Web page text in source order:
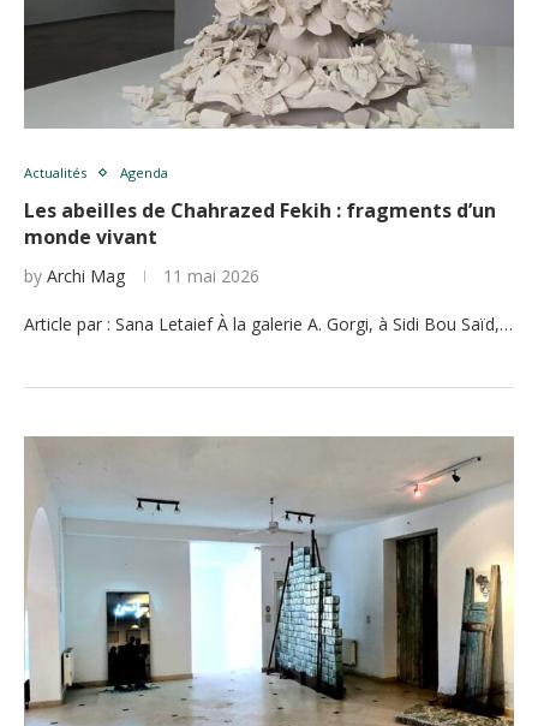
Actualités Agenda
Les abeilles de Chahrazed Fekih : fragments d’un
monde vivant
by Archi Mag 11 mai 2026
Article par : Sana Letaief À la galerie A. Gorgi, à Sidi Bou Saïd,…